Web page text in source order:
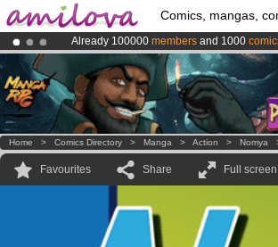
Comics, mangas,
Already 100000 members and 1000
Premium membership from3.95 eurosper
AmilovaKickstarter is now LIVE!.
Home > Comics Directory > Manga > Action > Nomya
Favourites Share Full screen